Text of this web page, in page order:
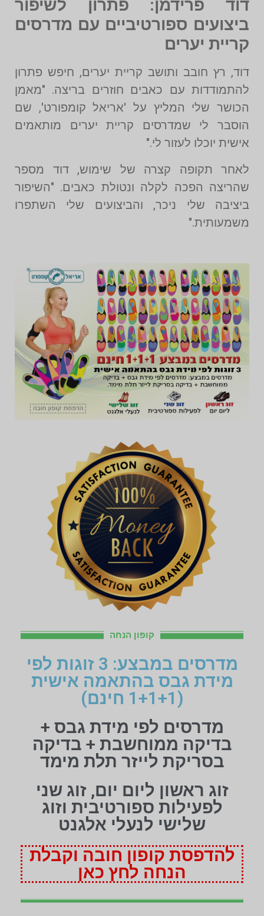
דוד פרידמן: פתרון לשיפור
ביצועים ספורטיביים עם מדרסים
קריית יערים
דוד, רץ חובב ותושב קריית יערים, חיפש פתרון
להתמודדות עם כאבים חוזרים בריצה. "מאמן
הכושר שלי המליץ על 'אריאל קומפורט', שם
הוסבר לי שמדרסים קריית יערים מותאמים
אישית יוכלו לעזור לי."
לאחר תקופה קצרה של שימוש, דוד מספר
שהריצה הפכה לקלה ונטולת כאבים. "השיפור
ביציבה שלי ניכר, והביצועים שלי השתפרו
משמעותית."
קופון הנחה
מדרסים במבצע: 3 זוגות לפי
מידת גבס בהתאמה אישית
(1+1+1 חינם)
מדרסים לפי מידת גבס +
בדיקה ממוחשבת + בדיקה
בסריקת לייזר תלת מימד
זוג ראשון ליום יום, זוג שני
לפעילות ספורטיבית וזוג
שלישי לנעלי אלגנט
להדפסת קופון חובה וקבלת
הנחה לחץ כאן